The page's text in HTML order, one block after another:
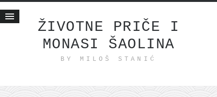
ŽIVOTNE PRIČE I
MONASI ŠAOLINA
BY MILOŠ STANIĆ
Životne priče
internet poslovanje